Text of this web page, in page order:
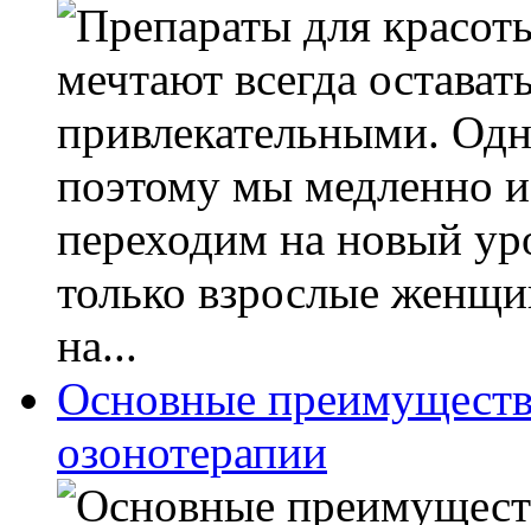
мечтают всегда
привлекательными.
поэтому мы медленно
переходим на новый
только взрослые
на...
Основные
озонотерапии